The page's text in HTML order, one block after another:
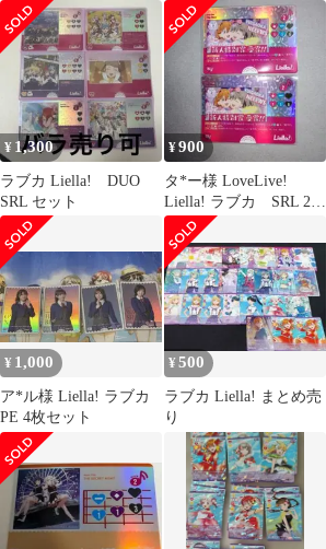
¥ 1,300
ラブカ Liella! DUO
SRL セット
¥900
タ*ー様 LoveLive!
Liella! ラブカ SRL 2枚
セット
¥ 1,000
ア*ル様 Liella! ラブカ
PE 4枚セット
¥500
ラブカ Liella! まとめ売
り